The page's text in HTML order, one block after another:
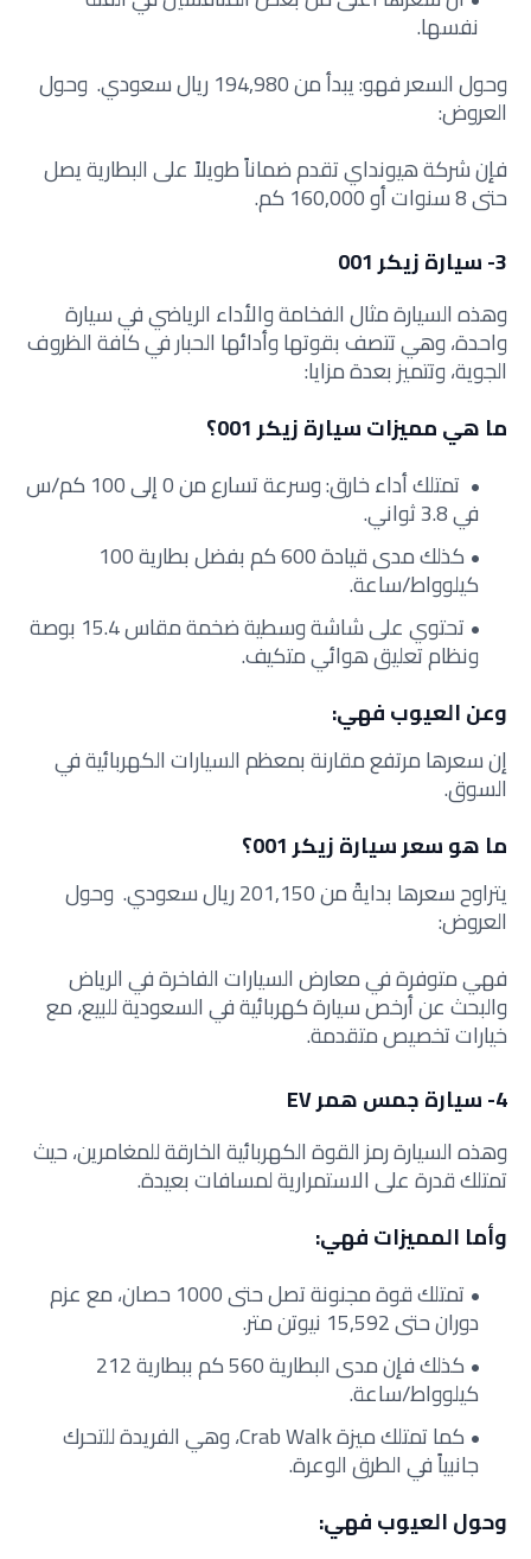
نفسها.
وحول السعر فهو: يبدأ من 194,980 ريال سعودي. وحول
العروض:
فإن شركة هيونداي تقدم ضماناً طويلاً على البطارية يصل
حتى 8 سنوات أو 160,000 كم.
3- سيارة زيكر 001
وهذه السيارة مثال الفخامة والأداء الرياضي في سيارة
واحدة، وهي تتصف بقوتها وأدائها الحبار في كافة الظروف
الجوية، وتتميز بعدة مزايا:
ما هي مميزات سيارة زيكر 001؟
تمتلك أداء خارق: وسرعة تسارع من 0 إلى 100 كم/س
في 3.8 ثواني.
كذلك مدى قيادة 600 كم بفضل بطارية 100
كيلوواط/ساعة.
تحتوي على شاشة وسطية ضخمة مقاس 15.4 بوصة
ونظام تعليق هوائي متكيف.
وعن العيوب فهي:
إن سعرها مرتفع مقارنة بمعظم السيارات الكهربائية في
السوق.
ما هو سعر سيارة زيكر 001؟
يتراوح سعرها بدايةً من 201,150 ريال سعودي. وحول
العروض:
فهي متوفرة في معارض السيارات الفاخرة في الرياض
والبحث عن أرخص سيارة كهربائية في السعودية للبيع، مع
خيارات تخصيص متقدمة.
4- سيارة جمس همر EV
وهذه السيارة رمز القوة الكهربائية الخارقة للمغامرين، حيث
تمتلك قدرة على الاستمرارية لمسافات بعيدة.
وأما المميزات فهي:
تمتلك قوة مجنونة تصل حتى 1000 حصان، مع عزم
دوران حتى 15,592 نيوتن متر.
كذلك فإن مدى البطارية 560 كم ببطارية 212
كيلوواط/ساعة.
كما تمتلك ميزة Crab Walk، وهي الفريدة للتحرك
جانبياً في الطرق الوعرة.
وحول العيوب فهي: